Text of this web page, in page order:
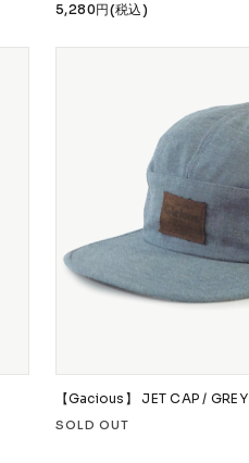
5,280円(税込)
【Gacious】 JET CAP / GREY
SOLD OUT